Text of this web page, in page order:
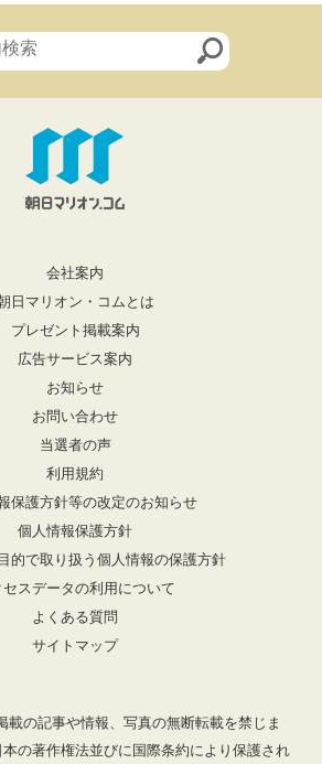
会社案内
日マリオン・コムとは
プレゼント掲載案内
広告サービス案内
お知らせ
お問い合わせ
当選者の声
利用規約
保護方針等の改定のお知らせ
個人情報保護方針
的で取り扱う個人情報の保護方針
セスデータの利用について
よくある質問
サイトマップ
載の記事や情報、写真の無断転載を禁じま
の著作権法並びに国際条約により保護され